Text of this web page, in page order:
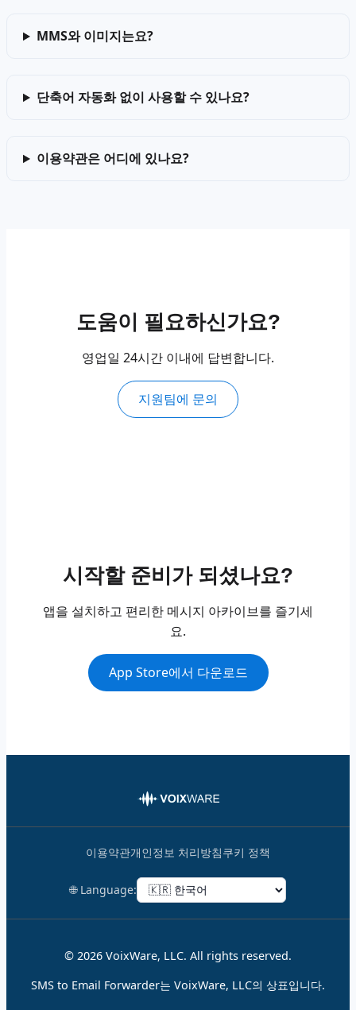
MMS와 이미지는요?
단축어 자동화 없이 사용할 수 있나요?
이용약관은 어디에 있나요?
도움이 필요하신가요?
영업일 24시간 이내에 답변합니다.
지원팀에 문의
시작할 준비가 되셨나요?
앱을 설치하고 편리한 메시지 아카이브를 즐기세
요.
App Store에서 다운로드
이용약관개인정보 처리방침쿠키 정책
🌐 Language:
© 2026 VoixWare, LLC. All rights reserved.
SMS to Email Forwarder는 VoixWare, LLC의 상표입니다.